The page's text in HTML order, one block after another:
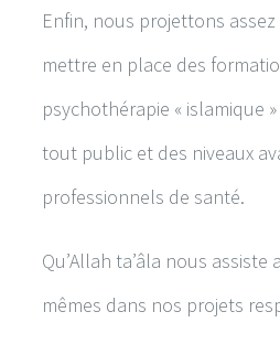
Enfin, nous projettons
mettre en place des
psychothérapie « islamique
tout public et des niveaux
professionnels de santé.
Qu’Allah ta’âla nous assiste
mêmes dans nos projets